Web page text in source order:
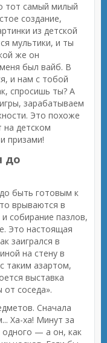
тот самый милый
создание,
из детской
мультики, и ты
же он
был вайб. В
и нам с тобой
спросишь ты? А
зарабатываем
Это похоже
на детском
призами!
до
быть готовым к
врываются в
собирание пазлов,
Это настоящая
заигрался в
на стену в
таким азартом,
выставка
от соседа».
Сначала
Ха-ха! Минут за
— а он, как